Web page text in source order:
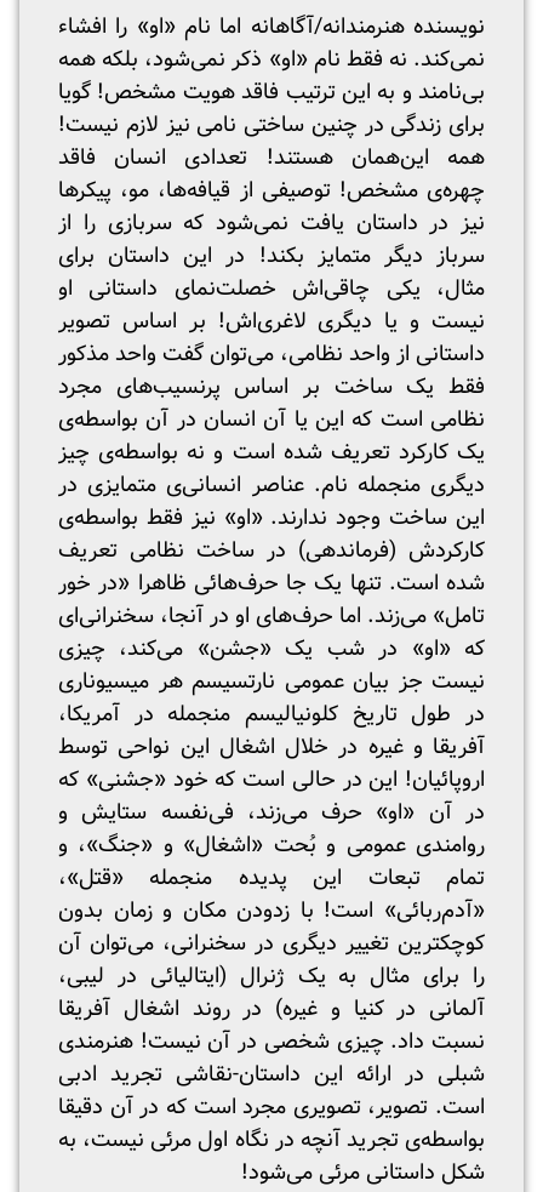
نویسنده هنرمندانه/آگاهانه اما نام «او» را افشاء
نمی‌کند. نه فقط نام «او» ذکر نمی‌شود، بلکه همه
بی‌نامند و به این ترتیب فاقد هویت مشخص! گویا
برای زندگی در چنین ساختی نامی نیز لازم نیست!
همه این‌همان هستند! تعدادی انسان فاقد
چهره‌ی مشخص! توصیفی از قیافه‌ها، مو، پیکر‌ها
نیز در داستان یافت نمی‌شود که سربازی را از
سرباز دیگر متمایز بکند! در این داستان برای
مثال، یکی چاقی‌اش خصلت‌نمای داستانی او
نیست و یا دیگری لاغری‌اش! بر اساس تصویر
داستانی از واحد نظامی، می‌توان گفت واحد مذکور
فقط یک ساخت بر اساس پرنسیب‌های مجرد
نظامی ‌است که این یا آن انسان در آن بواسطه‌ی
یک کارکرد تعریف شده است و نه بواسطه‌ی چیز
دیگری منجمله نام. عناصر انسانی‌ی متمایزی در
این ساخت وجود ندارند. «او» نیز فقط بواسطه‌ی
کارکردش (فرماندهی) در ساخت نظامی تعریف
شده است. تنها یک جا حرف‌هائی ظاهرا «در خور
تامل» می‌زند. اما حرف‌های او در آنجا، سخنرانی‌ای
که «او» در شب یک «جشن» می‌کند، چیزی
نیست جز بیان عمومی نارتسیسم هر میسیوناری
در طول تاریخ کلونیالیسم منجمله در آمریکا،
آفریقا و غیره در خلال اشغال این نواحی توسط
اروپائیان! این در حالی است که خود «جشنی» که
در آن «او» حرف می‌زند، فی‌نفسه ستایش و
روامندی عمومی و بُحت «اشغال» و «جنگ»، و
تمام تبعات این پدیده منجمله «قتل»،
«آدم‌ربائی» است! با زدودن مکان و زمان بدون
کوچکترین تغییر دیگری در سخنرانی، می‌توان آن
را برای مثال به یک ژنرال (ایتالیائی در لیبی،
آلمانی در کنیا و غیره) در روند اشغال آفریقا
نسبت داد. چیزی شخصی در آن نیست! هنرمندی
شبلی در ارائه این داستان-نقاشی تجرید ادبی
است. تصویر، تصویری مجرد است که در آن دقیقا
بواسطه‌ی تجرید آنچه در نگاه اول مرئی نیست، به
شکل داستانی مرئی می‌شود!